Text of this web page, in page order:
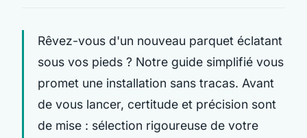
Rêvez-vous d'un nouveau parquet éclatant
sous vos pieds ? Notre guide simplifié vous
promet une installation sans tracas. Avant
de vous lancer, certitude et précision sont
de mise : sélection rigoureuse de votre